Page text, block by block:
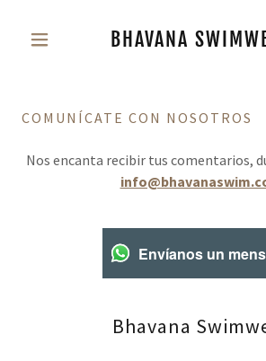
BHAVANA
COMUNÍCATE CON NOSOTROS
Nos encanta recibir tus comentarios,
Envíanos un
Bhavana